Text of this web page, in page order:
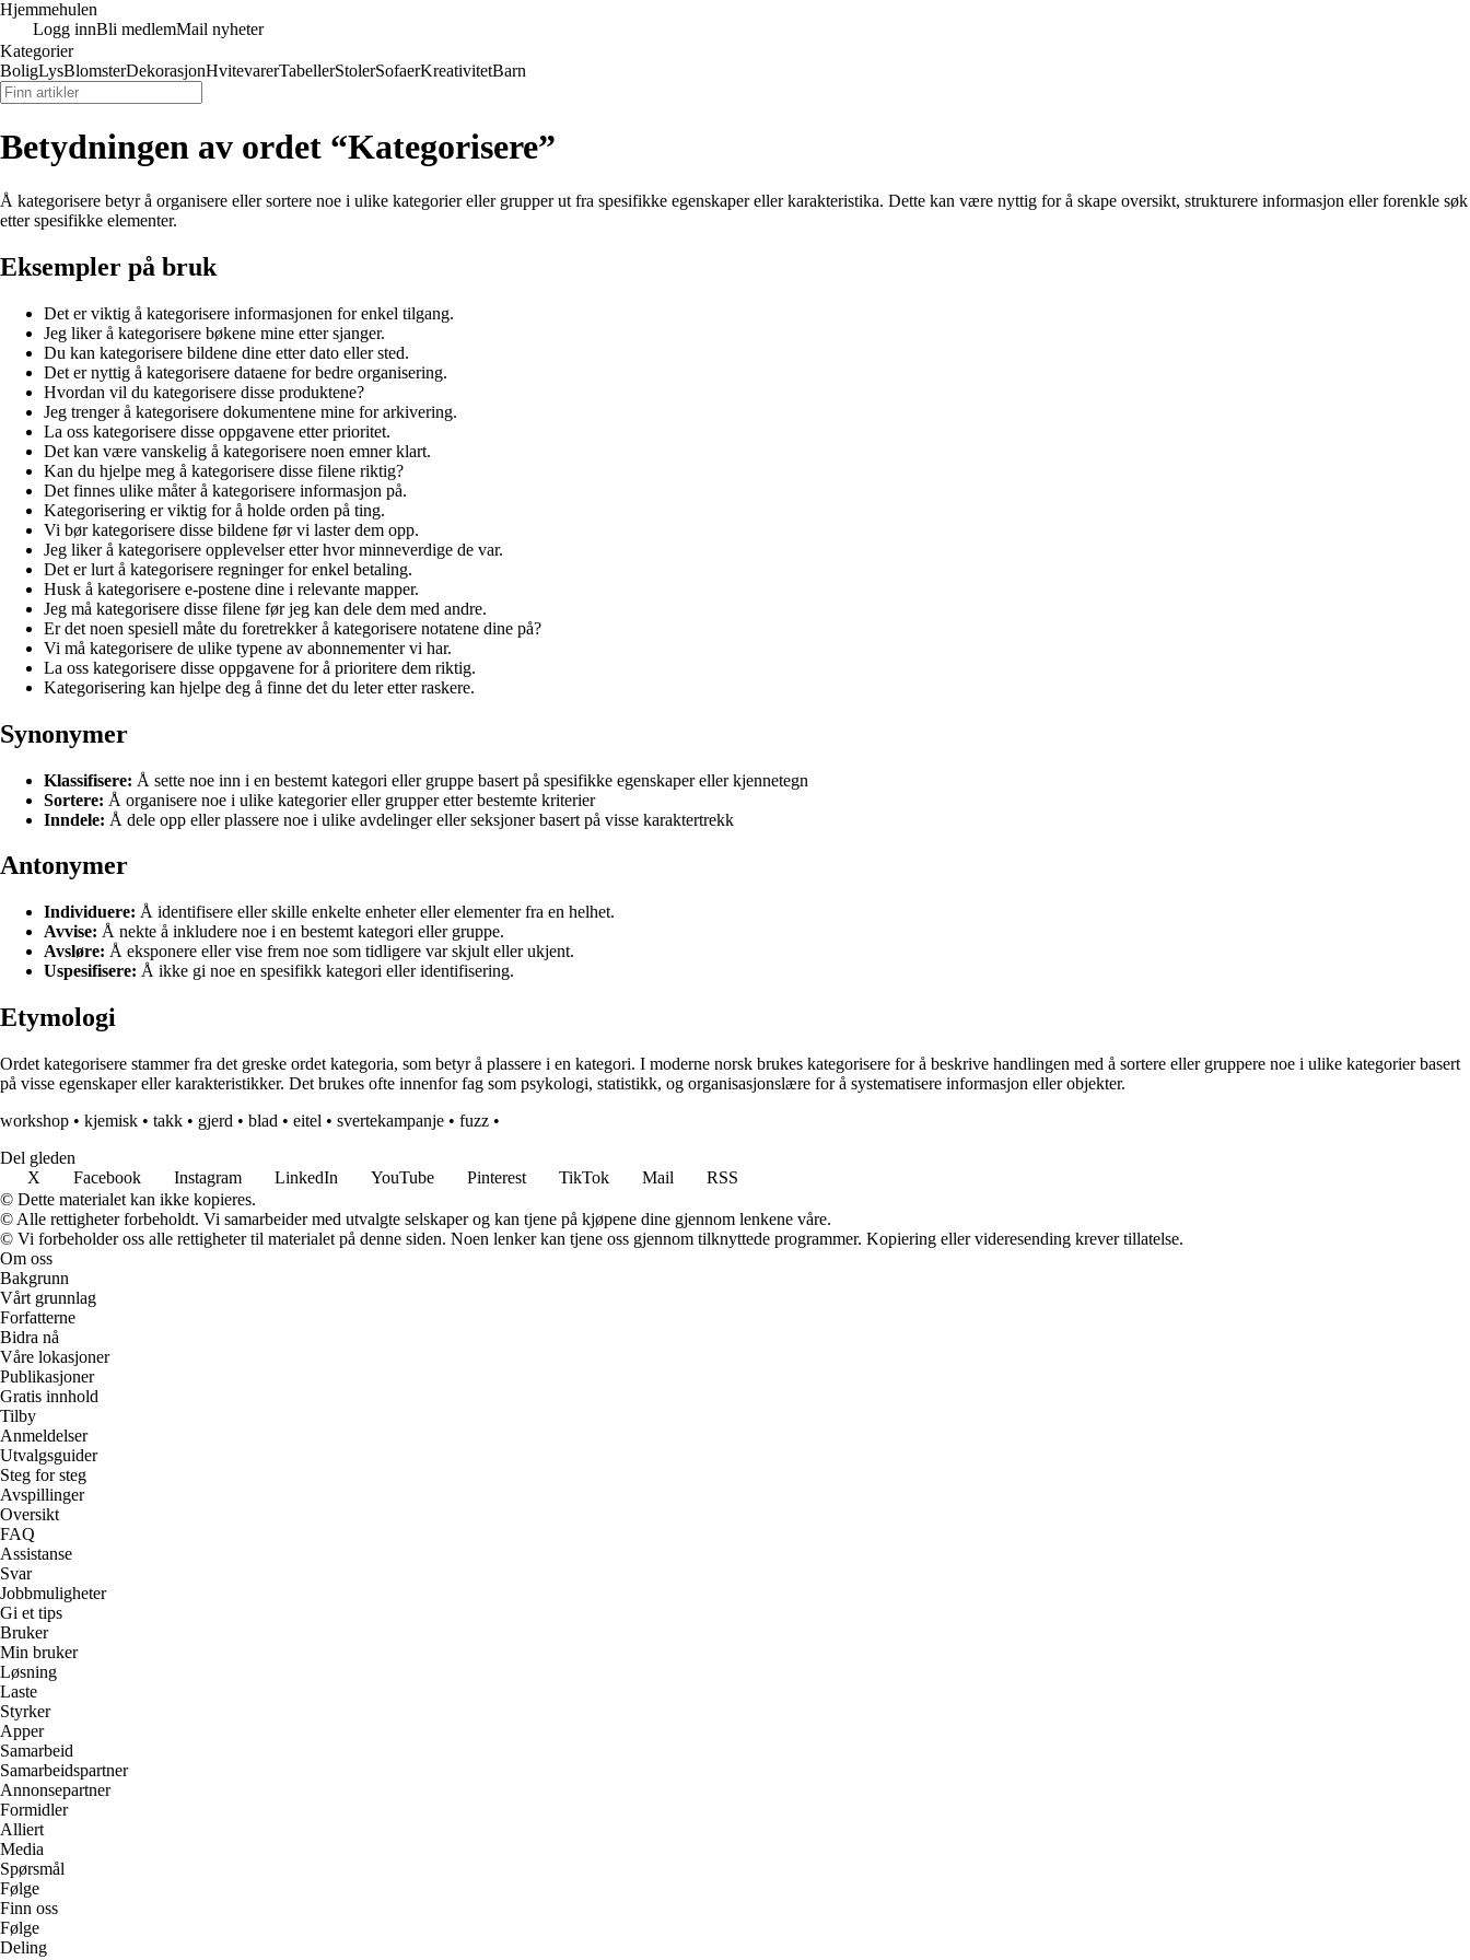
Hjemmehulen
Logg innBli medlemMail nyheter
Kategorier
BoligLysBlomsterDekorasjonHvitevarerTabellerStolerSofaerKreativitetBarn
Betydningen av ordet “Kategorisere”
Å kategorisere betyr å organisere eller sortere noe i ulike kategorier eller grupper ut fra spesifikke egenskaper eller karakteristika. Dette kan være nyttig for å skape oversikt, strukturere informasjon eller forenkle søk
etter spesifikke elementer.
Eksempler på bruk
Det er viktig å kategorisere informasjonen for enkel tilgang.
Jeg liker å kategorisere bøkene mine etter sjanger.
Du kan kategorisere bildene dine etter dato eller sted.
Det er nyttig å kategorisere dataene for bedre organisering.
Hvordan vil du kategorisere disse produktene?
Jeg trenger å kategorisere dokumentene mine for arkivering.
La oss kategorisere disse oppgavene etter prioritet.
Det kan være vanskelig å kategorisere noen emner klart.
Kan du hjelpe meg å kategorisere disse filene riktig?
Det finnes ulike måter å kategorisere informasjon på.
Kategorisering er viktig for å holde orden på ting.
Vi bør kategorisere disse bildene før vi laster dem opp.
Jeg liker å kategorisere opplevelser etter hvor minneverdige de var.
Det er lurt å kategorisere regninger for enkel betaling.
Husk å kategorisere e-postene dine i relevante mapper.
Jeg må kategorisere disse filene før jeg kan dele dem med andre.
Er det noen spesiell måte du foretrekker å kategorisere notatene dine på?
Vi må kategorisere de ulike typene av abonnementer vi har.
La oss kategorisere disse oppgavene for å prioritere dem riktig.
Kategorisering kan hjelpe deg å finne det du leter etter raskere.
Synonymer
Klassifisere: Å sette noe inn i en bestemt kategori eller gruppe basert på spesifikke egenskaper eller kjennetegn
Sortere: Å organisere noe i ulike kategorier eller grupper etter bestemte kriterier
Inndele: Å dele opp eller plassere noe i ulike avdelinger eller seksjoner basert på visse karaktertrekk
Antonymer
Individuere: Å identifisere eller skille enkelte enheter eller elementer fra en helhet.
Avvise: Å nekte å inkludere noe i en bestemt kategori eller gruppe.
Avsløre: Å eksponere eller vise frem noe som tidligere var skjult eller ukjent.
Uspesifisere: Å ikke gi noe en spesifikk kategori eller identifisering.
Etymologi
Ordet kategorisere stammer fra det greske ordet kategoria, som betyr å plassere i en kategori. I moderne norsk brukes kategorisere for å beskrive handlingen med å sortere eller gruppere noe i ulike kategorier basert
på visse egenskaper eller karakteristikker. Det brukes ofte innenfor fag som psykologi, statistikk, og organisasjonslære for å systematisere informasjon eller objekter.
workshop • kjemisk • takk • gjerd • blad • eitel • svertekampanje • fuzz •
Del gleden
X
Facebook Instagram LinkedIn YouTube Pinterest TikTok Mail
RSS
© Dette materialet kan ikke kopieres.
© Alle rettigheter forbeholdt. Vi samarbeider med utvalgte selskaper og kan tjene på kjøpene dine gjennom lenkene våre.
© Vi forbeholder oss alle rettigheter til materialet på denne siden. Noen lenker kan tjene oss gjennom tilknyttede programmer. Kopiering eller videresending krever tillatelse.
Om oss
Bakgrunn
Vårt grunnlag
Forfatterne
Bidra nå
Våre lokasjoner
Publikasjoner
Gratis innhold
Tilby
Anmeldelser
Utvalgsguider
Steg for steg
Avspillinger
Oversikt
FAQ
Assistanse
Svar
Jobbmuligheter
Gi et tips
Bruker
Min bruker
Løsning
Laste
Styrker
Apper
Samarbeid
Samarbeidspartner
Annonsepartner
Formidler
Alliert
Media
Spørsmål
Følge
Finn oss
Følge
Deling